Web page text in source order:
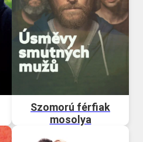
Szomorú férfiak
mosolya